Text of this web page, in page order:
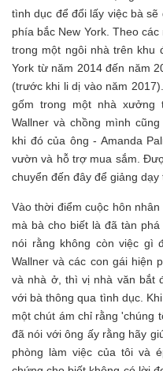
tình dục để đổi lấy việc bà
phía bắc New York. Theo
trong một ngôi nhà trên khu
York từ năm 2014 đến năm
(trước khi li dị vào năm
gốm trong một nhà
Wallner và chồng mình
khi đó của ông - Amanda
vườn và hỗ trợ mua sắm.
chuyển đến đây để giảng dạy
Vào thời điểm cuộc hôn
mà bà cho biết là đã tàn
nói rằng không còn việc gì
Wallner và các con gái hiện
và nhà ở, thì vị nhà văn bắt
với bà thông qua tình dục.
một chút ám chỉ rằng 'chúng
đã nói với ông ấy rằng hãy
phòng làm việc của tôi và